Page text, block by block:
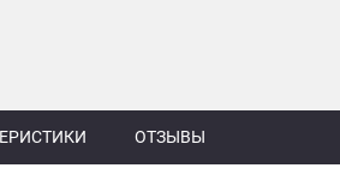
ОТЗЫВЫ